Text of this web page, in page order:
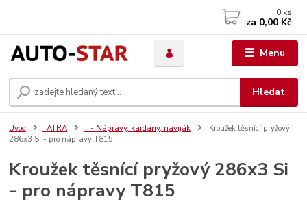
Menu
Hledat
0 ks
za 0,00 Kč
Úvod TATRA T - Nápravy, kardany, naviják
Kroužek těsnící pryžový
286x3 Si - pro nápravy T815
Kroužek těsnící pryžový 286x3 Si
- pro nápravy T815